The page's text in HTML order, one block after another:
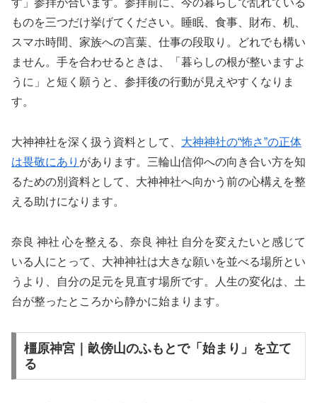
す」参拝が合います。参拝前に、今の暮らしで乱れている
ものを三つだけ挙げてください。睡眠、食事、財布、机、
スマホ時間、家族への言葉、仕事の段取り。どれでも構い
ません。手を合わせるときは、「暮らしの根が整いますよ
うに」と短く願うと、参拝後の行動が見えやすくなりま
す。
大神神社を深く扱う資料として、 大神神社の“怖さ”の正体
は畏敬にあり があります。三輪山信仰への向き合い方を知
るための別資料として、大神神社へ向かう前の心構えを整
える助けになります。
奈良 神社 心を整える、奈良 神社 自分を変えたいと感じて
いる人にとって、大神神社は大きな願いを並べる場所とい
うより、自分の足元を見直す場所です。人生の変化は、土
台が整ったところから静かに始まります。
橿原神宮｜畝傍山のふもとで「始まり」を立て
る